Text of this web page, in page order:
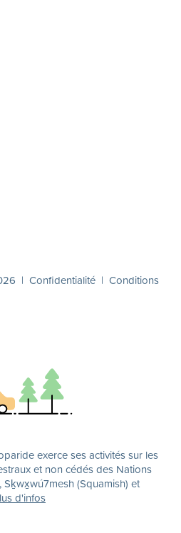
| Confidentialité | Conditions
exerce ses activités sur les
et non cédés des Nations
(Squamish) et
d'infos